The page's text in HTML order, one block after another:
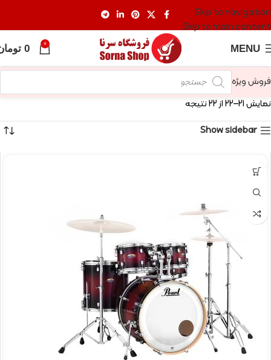
Skip to navigation
Skip to main content
MENU
0
0
فروش ویژه
نمایش 21–22 از 22 نتیجه
Show sidebar